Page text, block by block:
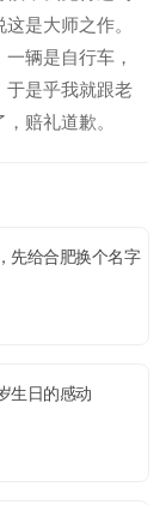
是大师之作。
辆是自行车，
于是乎我就跟老
赔礼道歉。
先给合肥换个名字
生日的感动